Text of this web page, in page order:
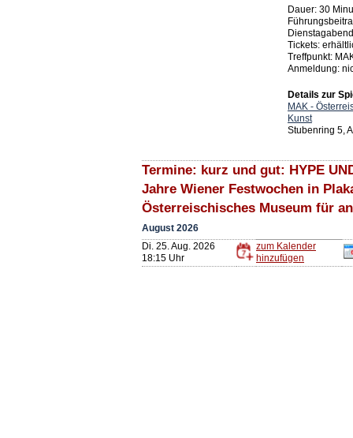
Dauer: 30
Tickets:
Treffpunkt:
Anmeldung:
Details zur
MAK -
Kunst
Stubenring 5,
Termine: kurz und gut: HYPE
Jahre Wiener Festwochen in
Österreischisches Museum für
August 2026
Di. 25. Aug. 2026
18:15 Uhr
zum Kalender
hinzufügen